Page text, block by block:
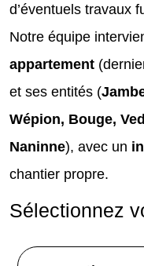
d’éventuels travaux
Notre équipe
appartement
et ses entités (
Wépion, Bouge,
Naninne), avec un
chantier propre.
Sélectionnez